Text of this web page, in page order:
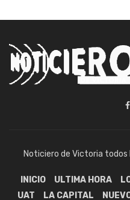
Noticiero de Victoria
INICIO ULTIMA HORA
UAT
LA CAPITAL